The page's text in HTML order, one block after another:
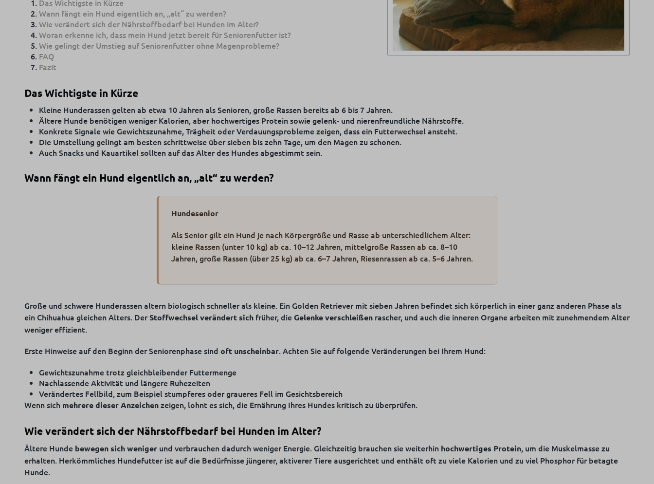
Das Wichtigste in Kürze
Wann fängt ein Hund eigentlich an, „alt“ zu werden?
Wie verändert sich der Nährstoffbedarf bei Hunden im Alter?
Woran erkenne ich, dass mein Hund jetzt bereit für Seniorenfutter ist?
Wie gelingt der Umstieg auf Seniorenfutter ohne Magenprobleme?
FAQ
Fazit
Das Wichtigste in Kürze
Kleine Hunderassen gelten ab etwa 10 Jahren als Senioren, große Rassen bereits ab 6 bis 7 Jahren.
Ältere Hunde benötigen weniger Kalorien, aber hochwertiges Protein sowie gelenk- und nierenfreundliche Nährstoffe.
Konkrete Signale wie Gewichtszunahme, Trägheit oder Verdauungsprobleme zeigen, dass ein Futterwechsel ansteht.
Die Umstellung gelingt am besten schrittweise über sieben bis zehn Tage, um den Magen zu schonen.
Auch Snacks und Kauartikel sollten auf das Alter des Hundes abgestimmt sein.
Wann fängt ein Hund eigentlich an, „alt“ zu werden?
Hundesenior
Als Senior gilt ein Hund je nach Körpergröße und Rasse ab unterschiedlichem Alter:
kleine Rassen (unter 10 kg) ab ca. 10–12 Jahren, mittelgroße Rassen ab ca. 8–10
Jahren, große Rassen (über 25 kg) ab ca. 6–7 Jahren, Riesenrassen ab ca. 5–6 Jahren.
Große und schwere Hunderassen altern biologisch schneller als kleine. Ein Golden Retriever mit sieben Jahren befindet sich körperlich in einer ganz anderen Phase als
ein Chihuahua gleichen Alters. DerStoffwechsel verändert sich früher, dieGelenke verschleißen rascher, und auch die inneren Organe arbeiten mit zunehmendem Alter
weniger effizient.
Erste Hinweise auf den Beginn der Seniorenphase sind oft unscheinbar. Achten Sie auf folgende Veränderungen bei Ihrem Hund:
Gewichtszunahme trotz gleichbleibender Futtermenge
Nachlassende Aktivität und längere Ruhezeiten
Verändertes Fellbild, zum Beispiel stumpferes oder graueres Fell im Gesichtsbereich
Wenn sich mehrere dieser Anzeichenzeigen, lohnt es sich, die Ernährung Ihres Hundes kritisch zu überprüfen.
Wie verändert sich der Nährstoffbedarf bei Hunden im Alter?
Ältere Hunde bewegen sich weniger und verbrauchen dadurch weniger Energie. Gleichzeitig brauchen sie weiterhin hochwertiges Protein, um die Muskelmasse zu
erhalten. Herkömmliches Hundefutter ist auf die Bedürfnisse jüngerer, aktiverer Tiere ausgerichtet und enthält oft zu viele Kalorien und zu viel Phosphor für betagte
Hunde.